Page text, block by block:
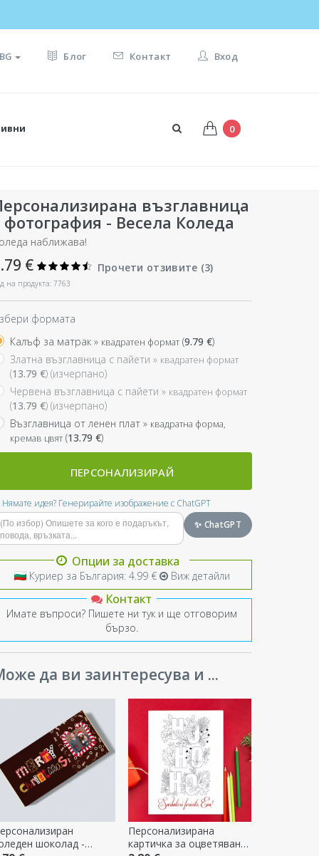
Блог Контакт Вход
0
възглавница
фотография - Весела Коледа
наближава!
€ Прочети отзивите (3)
на продукта: 7763
формата
Калъф за матрак » квадратен формат(9.79 €)
Златна възглавница с пайети » квадратен формат
(13.79 €) (изчерпано)
Червена възглавница с пайети » квадратен формат
(13.79 €) (изчерпано)
Възглавница от ленен плат » квадратна форма,
кремав цвят(13.79 €)
ПЕРСОНАЛИЗИРАЙ
Нямате идея? Генерирайте изображение с ChatGPT
✨ ChatGPT
Опции за доставка
Куриер за България: 4.99 € Виж детайли
Контакт
Имате въпроси? Пишете ни тук и ще отговорим
бързо.
да ви заинтересува и ...
шоколад -
Персонализирана
картичка за оцветяване